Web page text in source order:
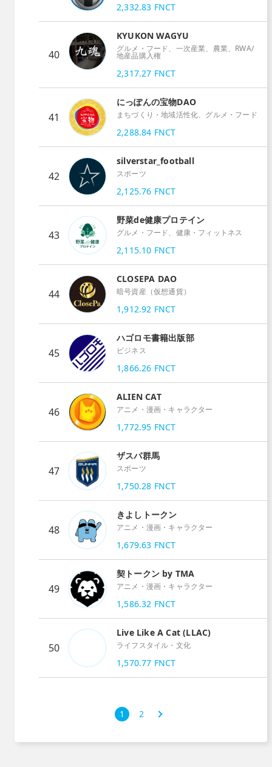
2,332.83 FNCT
40
KYUKON WAGYU
グルメ・フード、一次産業、農業、RWA/
地産品購入権
2,317.27 FNCT
41
にっぽんの宝物DAO
まちづくり・地域活性化、グルメ・フード
2,288.84 FNCT
42
silverstar_football
スポーツ
2,125.76 FNCT
43
野菜de健康プロテイン
グルメ・フード、健康・フィットネス
2,115.10 FNCT
44
CLOSEPA DAO
暗号資産（仮想通貨）
1,912.92 FNCT
45
ハゴロモ書籍出版部
ビジネス
1,866.26 FNCT
46
ALIEN CAT
アニメ・漫画・キャラクター
1,772.95 FNCT
47
ザスパ群馬
スポーツ
1,750.28 FNCT
48
きよしトークン
アニメ・漫画・キャラクター
1,679.63 FNCT
49
契トークン by TMA
アニメ・漫画・キャラクター
1,586.32 FNCT
50
Live Like A Cat (LLAC)
ライフスタイル・文化
1,570.77 FNCT
1 2